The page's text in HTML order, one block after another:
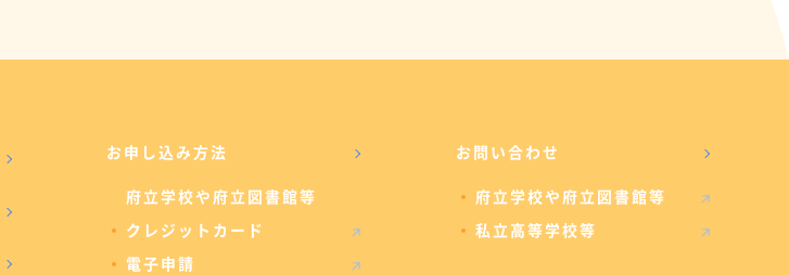
お申し込み方法
府立学校や府立図書館等
クレジットカード
電子申請
お問い合わせ
府立学校や府立図書館等
私立高等学校等